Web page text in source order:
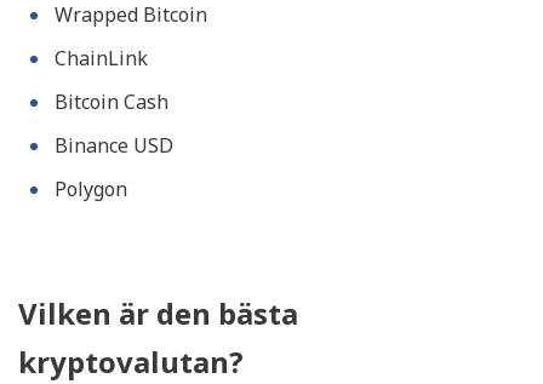
Wrapped Bitcoin
ChainLink
Bitcoin Cash
Binance USD
Polygon
Vilken är den bästa
kryptovalutan?